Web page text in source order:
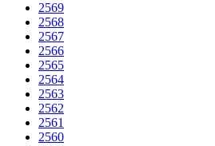
2569
2568
2567
2566
2565
2564
2563
2562
2561
2560